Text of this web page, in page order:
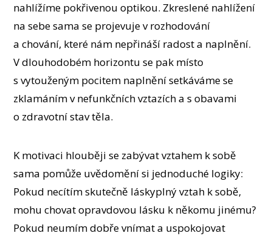
nahlížíme pokřivenou optikou. Zkreslené nahlížení
na sebe sama se projevuje v rozhodování
a chování, které nám nepřináší radost a naplnění.
V dlouhodobém horizontu se pak místo
s vytouženým pocitem naplnění setkáváme se
zklamáním v nefunkčních vztazích a s obavami
o zdravotní stav těla.
K motivaci hlouběji se zabývat vztahem k sobě
sama pomůže uvědomění si jednoduché logiky:
Pokud necítím skutečně láskyplný vztah k sobě,
mohu chovat opravdovou lásku k někomu jinému?
Pokud neumím dobře vnímat a uspokojovat